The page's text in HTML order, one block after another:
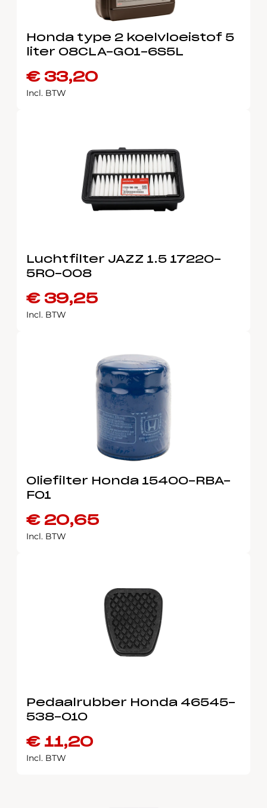
Honda type 2 koelvloeistof 5
liter 08CLA-G01-6S5L
€33,20
Incl. BTW
Luchtfilter JAZZ 1.5 17220-
5R0-008
€39,25
Incl. BTW
Oliefilter Honda 15400-RBA-
F01
€20,65
Incl. BTW
Pedaalrubber Honda 46545-
538-010
€11,20
Incl. BTW